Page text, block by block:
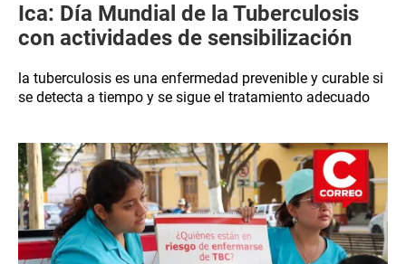
Ica: Día Mundial de la Tuberculosis
con actividades de sensibilización
la tuberculosis es una enfermedad prevenible y curable si
se detecta a tiempo y se sigue el tratamiento adecuado